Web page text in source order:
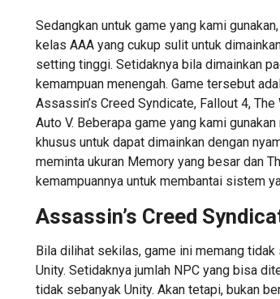
Sedangkan untuk game yang kami
kelas AAA yang cukup sulit untuk
setting tinggi. Setidaknya bila dimainkan
kemampuan menengah. Game tersebut
Assassin’s Creed Syndicate, Fallout 4,
Auto V. Beberapa game yang kami
khusus untuk dapat dimainkan dengan
meminta ukuran Memory yang besar dan
kemampuannya untuk membantai sistem
Assassin’s Creed
Bila dilihat sekilas, game ini memang tidak
Unity. Setidaknya jumlah NPC yang bisa
tidak sebanyak Unity. Akan tetapi, bukan